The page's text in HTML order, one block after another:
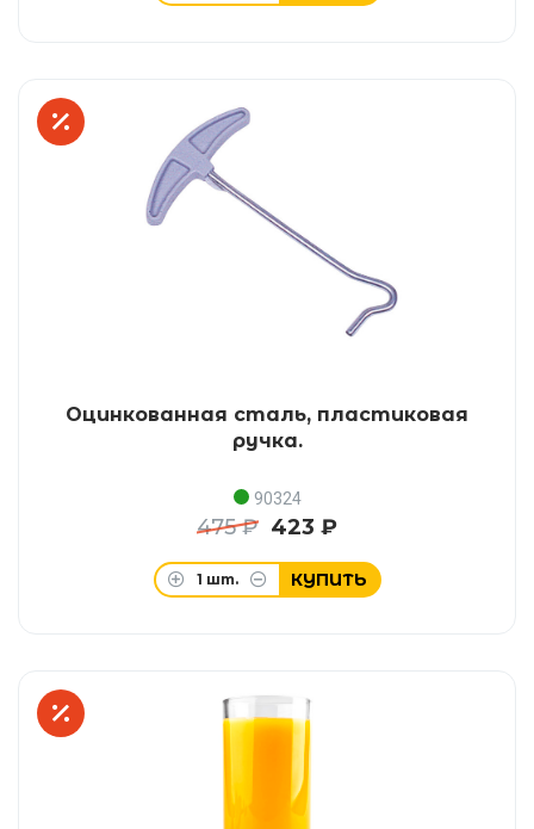
Оцинкованная сталь, пластиковая
ручка.
90324
475 ₽ 423 ₽
1 шт. КУПИТЬ